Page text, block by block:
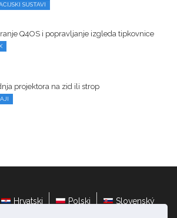
SUSTAVI
Q4OS i popravljanje izgleda tipkovnice
projektora na zid ili strop
Hrvatski Polski Slovenský